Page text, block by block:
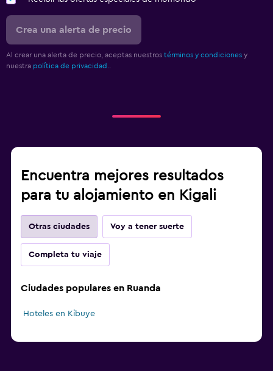
Crea una alerta de precio
Al crear una alerta de precio, aceptas nuestros términos y condiciones y
nuestra política de privacidad.
Encuentra mejores resultados
para tu alojamiento en Kigali
Otras ciudades Voy a tener suerte
Completa tu viaje
Ciudades populares en Ruanda
Hoteles en Kibuye